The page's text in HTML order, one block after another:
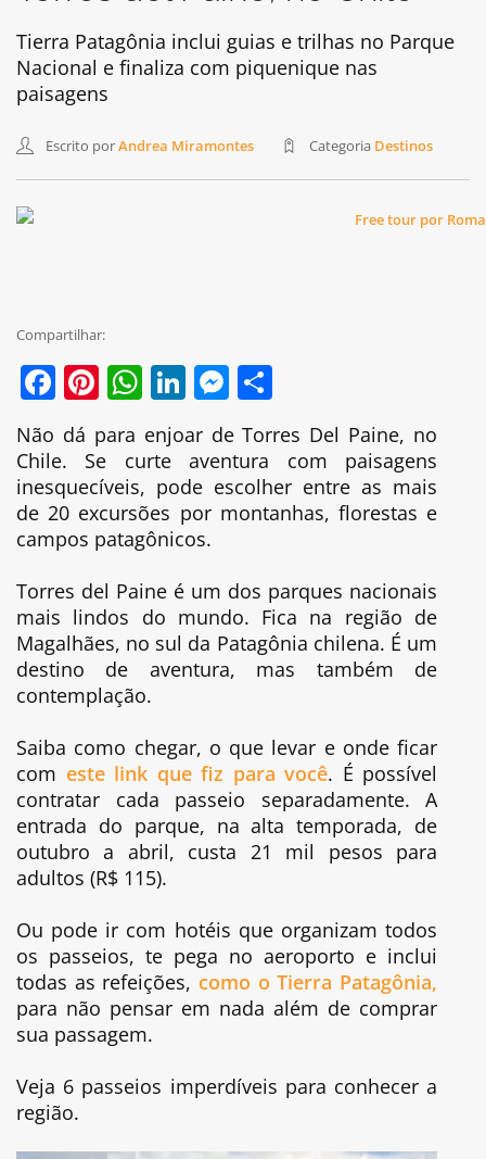
Tierra Patagônia inclui guias e trilhas no Parque
Nacional e finaliza com piquenique nas
paisagens
Escrito porAndrea Miramontes Categoria Destinos
Compartilhar:
Facebook
Pinterest
WhatsApp
LinkedIn
Messenger
Não dá para enjoar de Torres Del Paine, no
Chile. Se curte aventura com paisagens
inesquecíveis, pode escolher entre as mais
de 20 excursões por montanhas, florestas e
campos patagônicos.
Torres del Paine é um dos parques nacionais
mais lindos do mundo. Fica na região de
Magalhães, no sul da Patagônia chilena. É um
destino de aventura, mas também de
contemplação.
Saiba como chegar, o que levar e onde ficar
com este link que fiz para você. É possível
contratar cada passeio separadamente. A
entrada do parque, na alta temporada, de
outubro a abril, custa 21 mil pesos para
adultos (R$ 115).
Ou pode ir com hotéis que organizam todos
os passeios, te pega no aeroporto e inclui
todas as refeições, como o Tierra Patagônia,
para não pensar em nada além de comprar
sua passagem.
Veja 6 passeios imperdíveis para conhecer a
região.